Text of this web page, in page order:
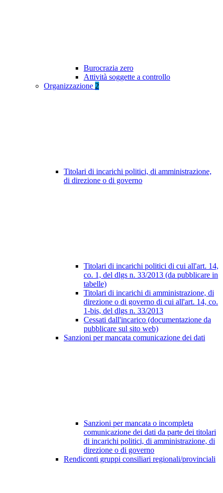
Burocrazia zero
Attività soggette a controllo
Organizzazione 2
Titolari di incarichi politici, di amministrazione,
di direzione o di governo
Titolari di incarichi politici di cui all'art. 14,
co. 1, del dlgs n. 33/2013 (da pubblicare in
tabelle)
Titolari di incarichi di amministrazione, di
direzione o di governo di cui all'art. 14, co.
1-bis, del dlgs n. 33/2013
Cessati dall'incarico (documentazione da
pubblicare sul sito web)
Sanzioni per mancata comunicazione dei dati
Sanzioni per mancata o incompleta
comunicazione dei dati da parte dei titolari
di incarichi politici, di amministrazione, di
direzione o di governo
Rendiconti gruppi consiliari regionali/provinciali